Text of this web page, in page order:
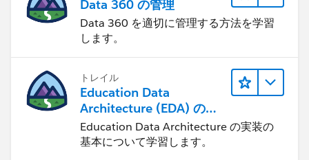
Data 360 の管理
Data 360 を適切に管理する方法を学習
します。
トレイル
Education Data
Architecture (EDA) の管
理
Education Data Architecture の実装の
基本について学習します。